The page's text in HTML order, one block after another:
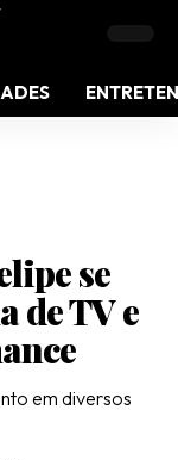
se
de TV e
em diversos